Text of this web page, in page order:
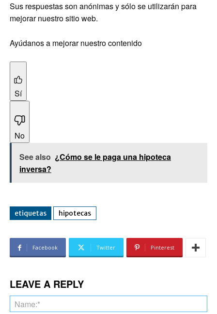
Sus respuestas son anónimas y sólo se utilizarán para
mejorar nuestro sitio web.
Ayúdanos a mejorar nuestro contenido
Sí
No
See also ¿Cómo se le paga una hipoteca
inversa?
etiquetas hipotecas
Facebook Twitter Pinterest
LEAVE A REPLY